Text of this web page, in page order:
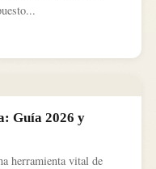
Guía 2026 y
herramienta vital de